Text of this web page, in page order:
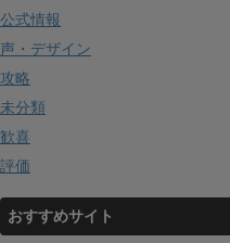
公式情報
声・デザイン
攻略
未分類
歓喜
評価
おすすめサイト